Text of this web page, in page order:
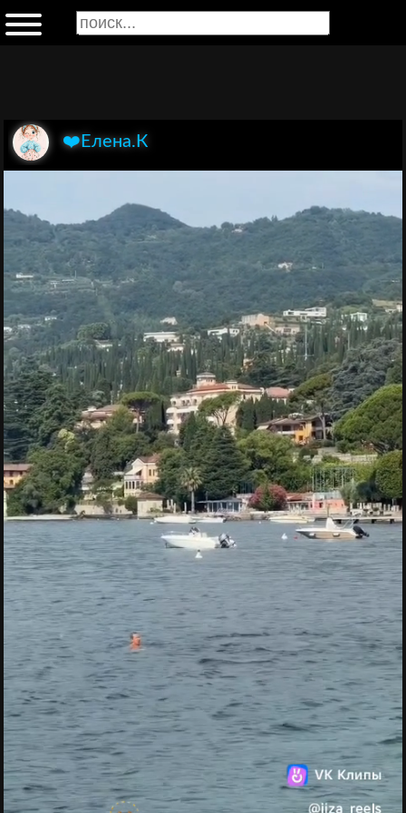
❤️Елена.К